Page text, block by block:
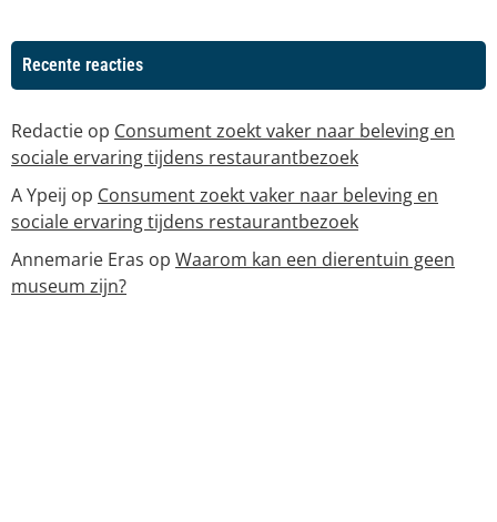
Recente reacties
Redactie op Consument zoekt vaker naar beleving en
sociale ervaring tijdens restaurantbezoek
A Ypeij op Consument zoekt vaker naar beleving en
sociale ervaring tijdens restaurantbezoek
Annemarie Eras op Waarom kan een dierentuin geen
museum zijn?